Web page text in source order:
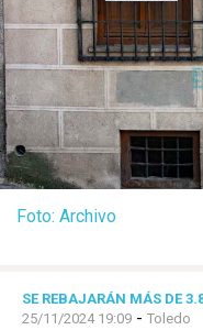
Foto: Archivo
SE REBAJARÁN MÁS DE
25/11/2024 19:09 - Toledo